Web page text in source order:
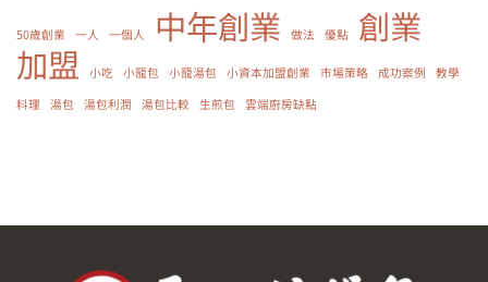
50歲創業 一人 一個人 中年創業 做法 優點
創業
加盟
小吃 小籠包 小籠湯包 小資本加盟創業 市場策略 成功案例
教學
料理
湯包 湯包利潤 湯包比較 生煎包 雲端廚房缺點